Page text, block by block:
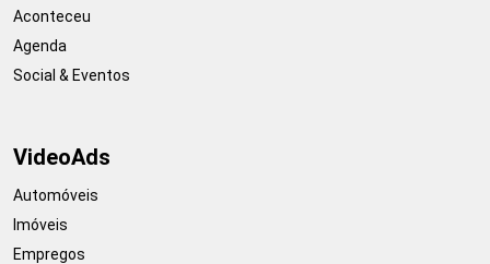
Aconteceu
Agenda
Social & Eventos
VideoAds
Automóveis
Imóveis
Empregos